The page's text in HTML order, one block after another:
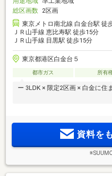
総区画数 2区画
東京メトロ南北線 白金台駅 徒
ＪＲ山手線 恵比寿駅 徒歩15分
ＪＲ山手線 目黒駅 徒歩15分
東京都港区白金台５
都市ガス 所有
資料を